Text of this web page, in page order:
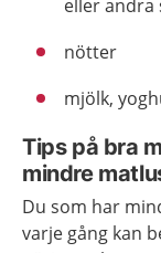
eller
nötter
mjölk,
Tips på bra
mindre
Du som har
varje gång kan